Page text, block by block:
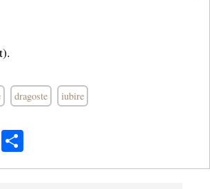
dragoste iubire
Email